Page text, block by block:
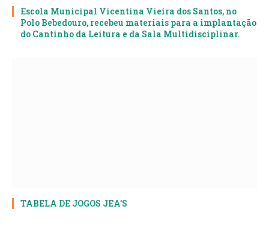
Escola Municipal Vicentina Vieira dos Santos, no
Polo Bebedouro, recebeu materiais para a implantação
do Cantinho da Leitura e da Sala Multidisciplinar.
TABELA DE JOGOS JEA’S